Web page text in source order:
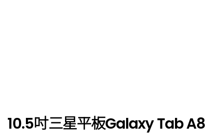
10.5吋三星平板Galaxy Tab A8